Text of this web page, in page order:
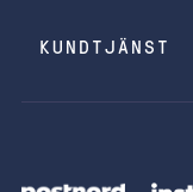
KUNDTJÄNST